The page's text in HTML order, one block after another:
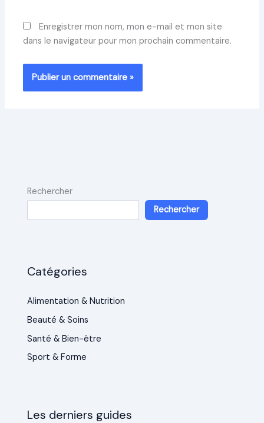
Enregistrer mon nom, mon e-mail et mon site
dans le navigateur pour mon prochain commentaire.
Rechercher
Rechercher
Catégories
Alimentation & Nutrition
Beauté & Soins
Santé & Bien-être
Sport & Forme
Les derniers guides